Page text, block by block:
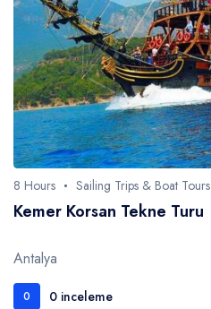
8 Hours Sailing Trips & Boat Tours
Kemer Korsan Tekne Turu
Antalya
0 0 inceleme